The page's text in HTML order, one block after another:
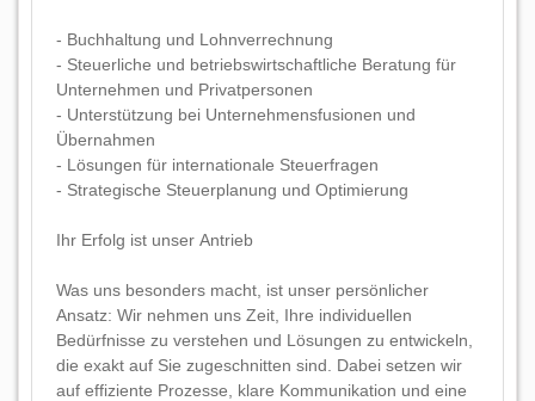
- Buchhaltung und Lohnverrechnung
- Steuerliche und betriebswirtschaftliche Beratung für
Unternehmen und Privatpersonen
- Unterstützung bei Unternehmensfusionen und
Übernahmen
- Lösungen für internationale Steuerfragen
- Strategische Steuerplanung und Optimierung
Ihr Erfolg ist unser Antrieb
Was uns besonders macht, ist unser persönlicher
Ansatz: Wir nehmen uns Zeit, Ihre individuellen
Bedürfnisse zu verstehen und Lösungen zu entwickeln,
die exakt auf Sie zugeschnitten sind. Dabei setzen wir
auf effiziente Prozesse, klare Kommunikation und eine